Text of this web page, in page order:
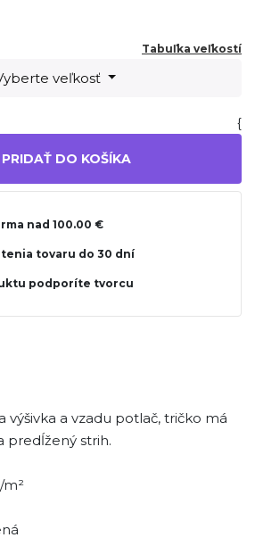
Tabuľka veľkostí
veľkosť
{
PRIDAŤ DO KOŠÍKA
nad 100.00 €
tovaru do 30 dní
podporíte tvorcu
výšivka a vzadu potlač, tričko má
predĺžený strih.
m²